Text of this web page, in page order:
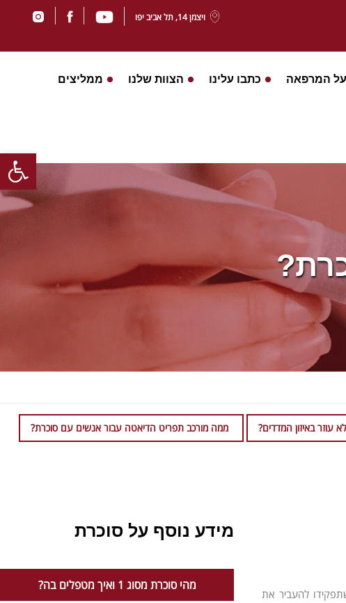
Open toolbar
ויצמן‬ 14, תל אביב יפו
על המרפאה כתבו עלינו הצוות שלנו ממליצים
באיזון המדדים? ממה מורכב תפריט הדיאטה עבור אנשים עם סוכרת?
להעביר את
מידע נוסף על סוכרת
מהי סוכרת מסוג 1 ואיך מטפלים בה?